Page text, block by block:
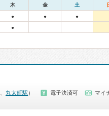
木 金 土
● ● ●
●
丸太町駅 ） 電子決済可
マイ